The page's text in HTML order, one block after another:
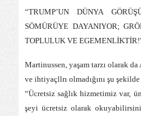
“TRUMP’UN DÜNYA
SÖMÜRÜYE DAYANIYOR;
TOPLULUK VE
Martinussen, yaşam tarzı olarak
ve ihtiyaçllrı olmadığını şu
“Ücretsiz sağlık hizmetimiz var,
şeyi ücretsiz olarak